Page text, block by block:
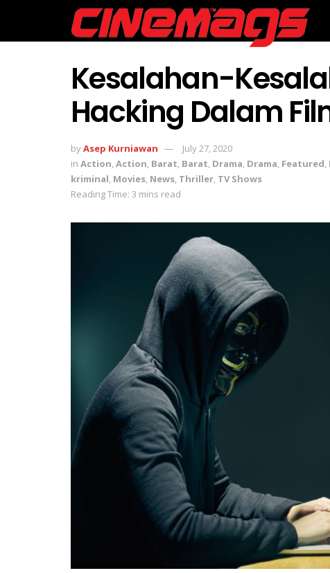
Kesalahan-
Hacking Dalam
byAsep Kurniawan
July 27, 2020
in Action,Action, Barat, Barat, Drama, Drama, Featured,
kriminal, Movies, News, Thriller, TV Shows
Reading Time: 3 mins read